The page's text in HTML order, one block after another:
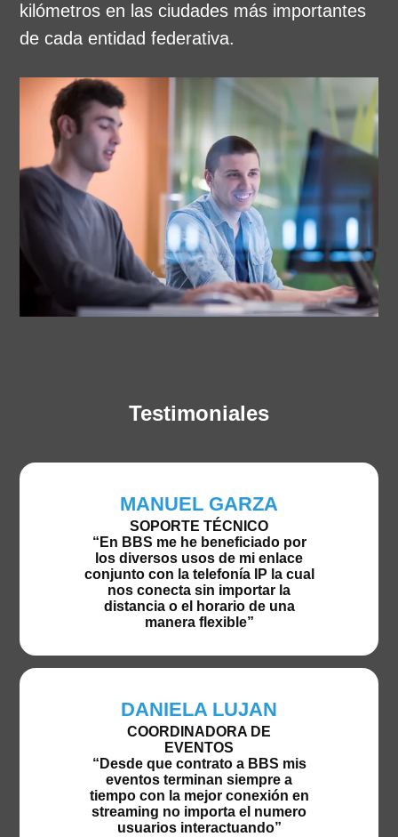
kilómetros en las ciudades más importantes
de cada entidad federativa.
Testimoniales
MANUEL GARZA
SOPORTE TÉCNICO
“En BBS me he beneficiado por
los diversos usos de mi enlace
conjunto con la telefonía IP la cual
nos conecta sin importar la
distancia o el horario de una
manera flexible”
DANIELA LUJAN
COORDINADORA DE
EVENTOS
“Desde que contrato a BBS mis
eventos terminan siempre a
tiempo con la mejor conexión en
streaming no importa el numero
usuarios interactuando”